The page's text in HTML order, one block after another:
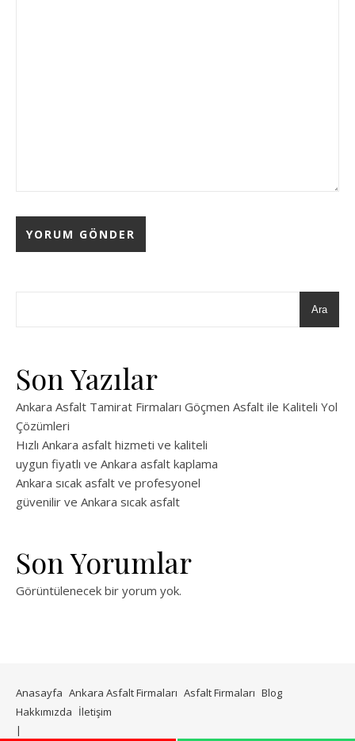
Ara
Son Yazılar
Ankara Asfalt Tamirat Firmaları Göçmen Asfalt ile Kaliteli Yol
Çözümleri
Hızlı Ankara asfalt hizmeti ve kaliteli
uygun fiyatlı ve Ankara asfalt kaplama
Ankara sıcak asfalt ve profesyonel
güvenilir ve Ankara sıcak asfalt
Son Yorumlar
Görüntülenecek bir yorum yok.
Anasayfa Ankara Asfalt Firmaları Asfalt Firmaları Blog
Hakkımızda İletişim